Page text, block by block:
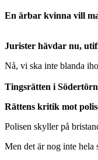
En ärbar kvinna vill
Jurister hävdar nu,
Nå, vi ska inte blanda
Tingsrätten i
Rättens kritik mot
Polisen skyller på
Men det är nog inte hela